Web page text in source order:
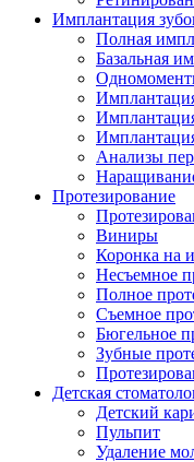
Имплантация
Полная
Базальная
Анализы
Протезирование
Виниры
Коронка на
Несъемное
Полное
Съемное
Бюгельное
Зубные
Детская
Детский
Пульпит
Удаление